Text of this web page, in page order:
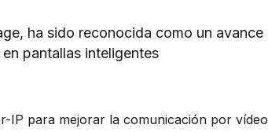
ha sido reconocida como un avance
pantallas inteligentes
IP para mejorar la comunicación por vídeo